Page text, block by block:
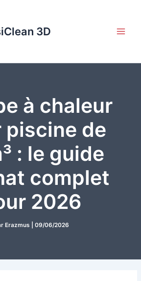
3D
à chaleur
piscine de
: le guide
complet
2026
Erazmus 09/06/2026